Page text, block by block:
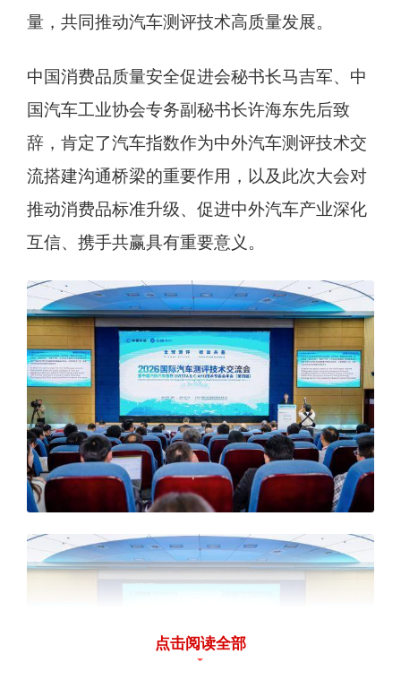
量，共同推动汽车测评技术高质量发展。
中国消费品质量安全促进会秘书长马吉军、中
国汽车工业协会专务副秘书长许海东先后致
辞，肯定了汽车指数作为中外汽车测评技术交
流搭建沟通桥梁的重要作用，以及此次大会对
推动消费品标准升级、促进中外汽车产业深化
互信、携手共赢具有重要意义。
点击阅读全部